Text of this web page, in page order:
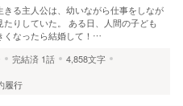
る主人公は、幼いながら仕事をしなが
りしていた。 ある日、人間の子ども
くなったら結婚して！…
完結済 1話
4,858文字
履行